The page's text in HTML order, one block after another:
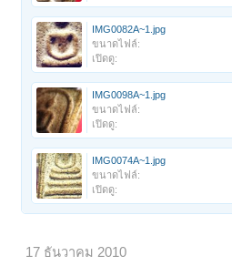
IMG0082A~1.jpg
ขนาดไฟล์:
เปิดดู:
IMG0098A~1.jpg
ขนาดไฟล์:
เปิดดู:
IMG0074A~1.jpg
ขนาดไฟล์:
เปิดดู:
17 ธันวาคม 2010